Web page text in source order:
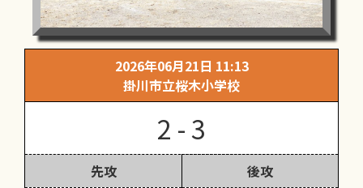
2026年06月21日 11:13
掛川市立桜木小学校
2 - 3
先攻 後攻